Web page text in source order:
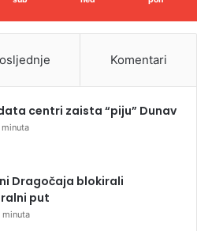
Komentari
centri zaista “piju” Dunav
Dragočaja blokirali
put